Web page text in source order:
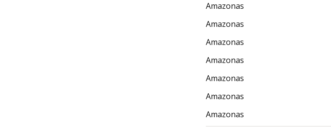
Amazonas
Amazonas
Amazonas
Amazonas
Amazonas
Amazonas
Amazonas